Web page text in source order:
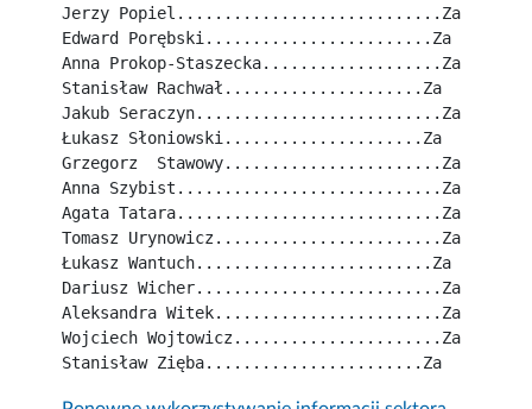
Jerzy Popiel............................Za
Edward Porębski........................Za
Anna Prokop-Staszecka...................Za
Stanisław Rachwał.....................Za
Jakub Seraczyn..........................Za
Łukasz Słoniowski.....................Za
Grzegorz  Stawowy.......................Za
Anna Szybist............................Za
Agata Tatara............................Za
Tomasz Urynowicz........................Za
Łukasz Wantuch.........................Za
Dariusz Wicher..........................Za
Aleksandra Witek........................Za
Wojciech Wojtowicz......................Za
Stanisław Zięba.......................Za